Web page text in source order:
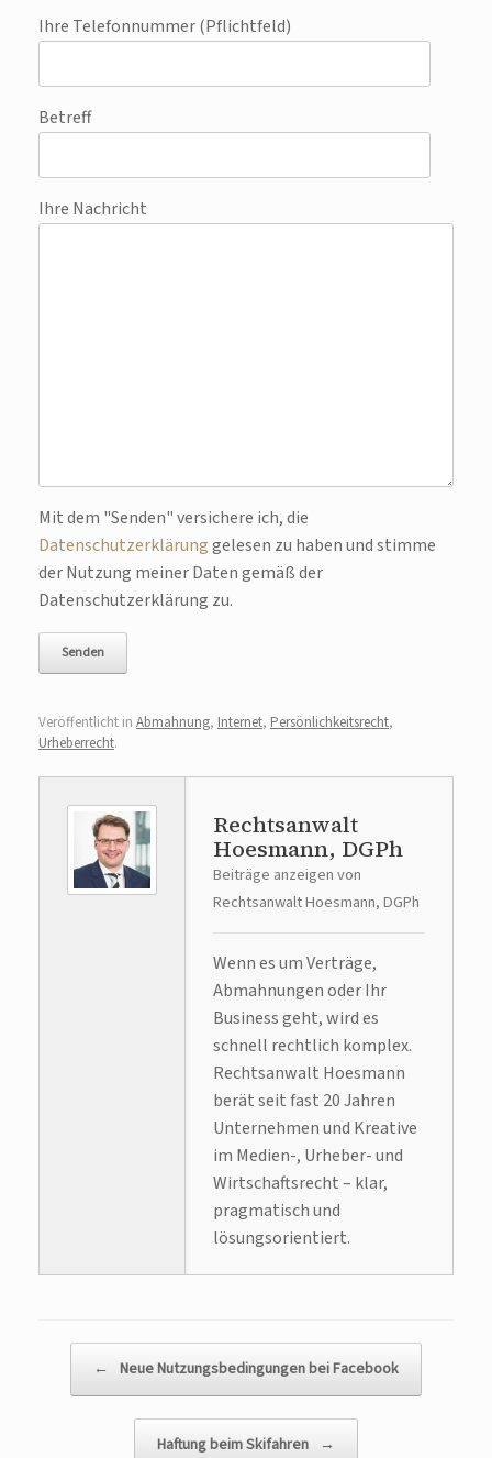
Ihre Telefonnummer (Pflichtfeld)
Betreff
Ihre Nachricht
Bitte lasse dieses Feld leer.
Mit dem "Senden" versichere ich, die
Datenschutzerklärunggelesen zu haben und stimme
der Nutzung meiner Daten gemäß der
Datenschutzerklärung zu.
Veröffentlicht in Abmahnung, Internet, Persönlichkeitsrecht,
Urheberrecht.
Rechtsanwalt
Hoesmann, DGPh
Beiträge anzeigen von
Rechtsanwalt Hoesmann, DGPh
Wenn es um Verträge,
Abmahnungen oder Ihr
Business geht, wird es
schnell rechtlich komplex.
Rechtsanwalt Hoesmann
berät seit fast 20 Jahren
Unternehmen und Kreative
im Medien-, Urheber- und
Wirtschaftsrecht – klar,
pragmatisch und
lösungsorientiert.
← Neue Nutzungsbedingungen bei Facebook
Haftung beim Skifahren →